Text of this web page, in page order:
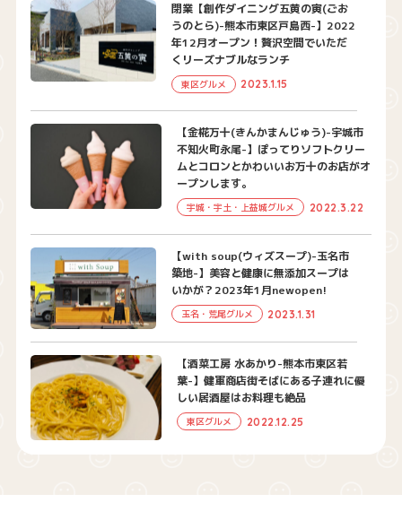
閉業【創作ダイニング五黄の寅(ごお
うのとら)-熊本市東区戸島西-】2022
年12月オープン！贅沢空間でいただ
くリーズナブルなランチ
東区グルメ 2023.1.15
【金椛万十(きんかまんじゅう)-宇城市
不知火町永尾-】ぽってりソフトクリー
ムとコロンとかわいいお万十のお店がオ
ープンします。
宇城・宇土・上益城グルメ 2022.3.22
【with soup(ウィズスープ)-玉名市
築地-】美容と健康に無添加スープは
いかが？2023年1月newopen!
玉名・荒尾グルメ 2023.1.31
【酒菜工房 水あかり-熊本市東区若
葉-】健軍商店街そばにある子連れに優
しい居酒屋はお料理も絶品
東区グルメ 2022.12.25